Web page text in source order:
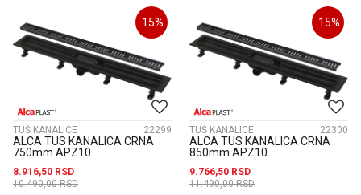
15%
TUŠ KANALICE 22299
ALCA TUS KANALICA CRNA
750mm APZ10
8.916,50 RSD
10.490,00RSD
15%
TUŠ KANALICE 22300
ALCA TUS KANALICA CRNA
850mm APZ10
9.766,50 RSD
11.490,00RSD